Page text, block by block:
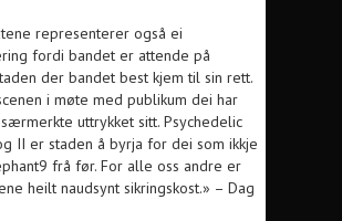
representerer også ei
fordi bandet er attende på
der bandet best kjem til sin rett.
i møte med publikum dei har
uttrykket sitt. Psychedelic
II er staden å byrja for dei som ikkje
frå før. For alle oss andre er
heilt naudsynt sikringskost.» – Dag